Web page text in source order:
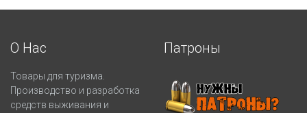
О Нас
Товары для туризма.
Производство и разработка
средств выживания и
Патроны